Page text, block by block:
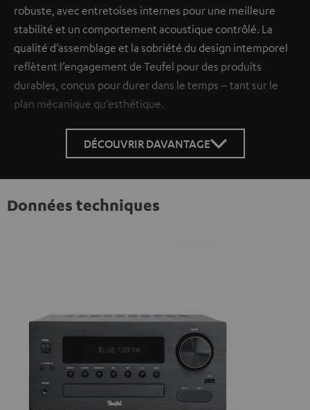
robuste, avec entretoises internes pour une meilleure
stabilité et un comportement acoustique contrôlé. La
qualité d’assemblage et la sobriété du design intemporel
reflètent l’engagement de Teufel pour des produits
durables, conçus pour durer dans le temps – tant sur le
plan mécanique qu’esthétique.
DÉCOUVRIR DAVANTAGE
Données techniques